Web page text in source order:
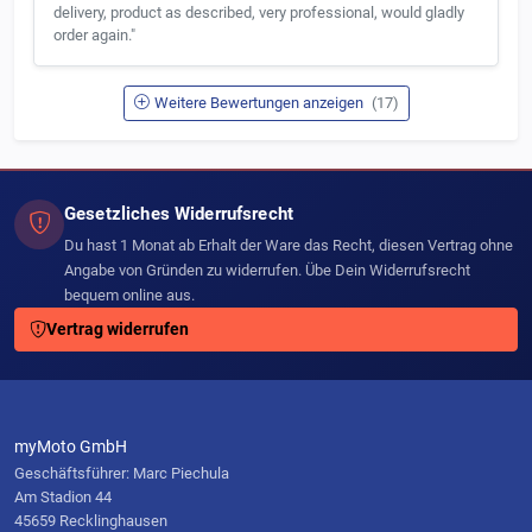
delivery, product as described, very professional, would gladly
order again."
Weitere Bewertungen anzeigen (17)
Gesetzliches Widerrufsrecht
Du hast 1 Monat ab Erhalt der Ware das Recht, diesen Vertrag ohne
Angabe von Gründen zu widerrufen. Übe Dein Widerrufsrecht
bequem online aus.
Vertrag widerrufen
myMoto GmbH
Geschäftsführer: Marc Piechula
Am Stadion 44
45659 Recklinghausen